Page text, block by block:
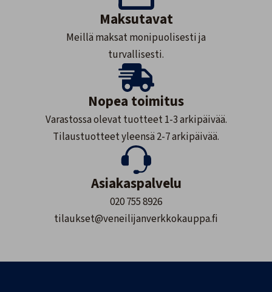
Maksutavat
Meillä maksat monipuolisesti ja
turvallisesti.
Nopea toimitus
Varastossa olevat tuotteet 1-3 arkipäivää.
Tilaustuotteet yleensä 2-7 arkipäivää.
Asiakaspalvelu
020 755 8926
tilaukset@veneilijanverkkokauppa.fi